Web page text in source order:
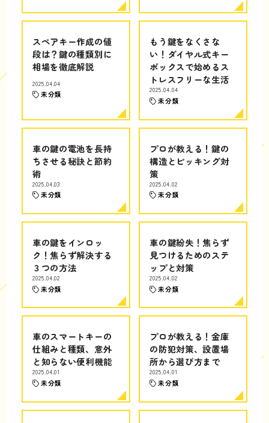
スペアキー作成の値
段は？鍵の種類別に
相場を徹底解説
2025.04.04
未分類
もう鍵をなくさな
い！ダイヤル式キー
ボックスで始めるス
トレスフリーな生活
2025.04.04
未分類
車の鍵の電池を長持
ちさせる秘訣と節約
術
2025.04.03
未分類
プロが教える！鍵の
構造とピッキング対
策
2025.04.02
未分類
車の鍵をインロッ
ク！焦らず解決する
３つの方法
2025.04.02
未分類
車の鍵紛失！焦らず
見つけるためのステ
ップと対策
2025.04.02
未分類
車のスマートキーの
仕組みと種類、意外
と知らない便利機能
2025.04.01
未分類
プロが教える！金庫
の防犯対策、設置場
所から選び方まで
2025.04.01
未分類